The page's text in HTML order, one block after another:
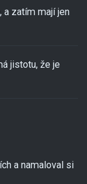
zatím mají jen
jistotu, že je
a namaloval si